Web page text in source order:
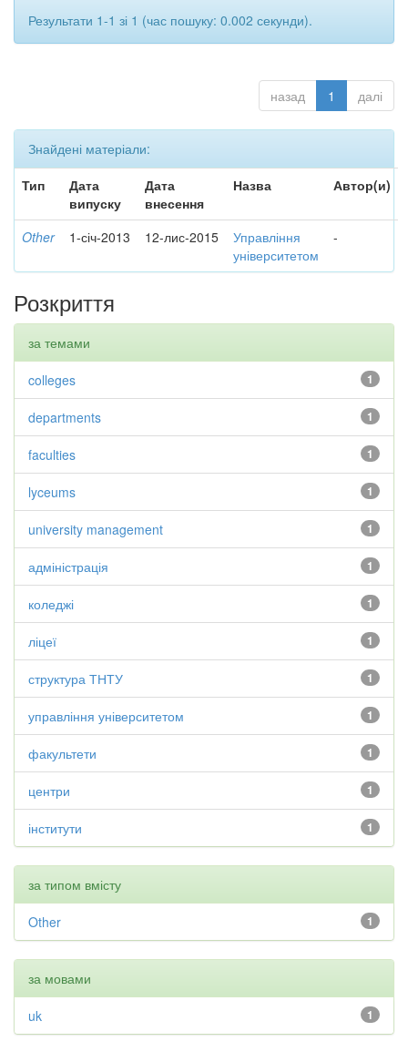
Результати 1-1 зі 1 (час пошуку: 0.002 секунди).
назад 1 далі
Знайдені матеріали:
Тип
Дата
випуску
Дата
внесення
Назва Автор(и)
Other 1-січ-2013 12-лис-2015
Управління
університетом
-
Розкриття
за темами
1
colleges
1
departments
1
faculties
1
lyceums
1
university management
1
адміністрація
1
коледжі
1
ліцеї
1
структура ТНТУ
1
управління університетом
1
факультети
1
центри
1
інститути
за типом вмісту
1
Other
за мовами
1
uk